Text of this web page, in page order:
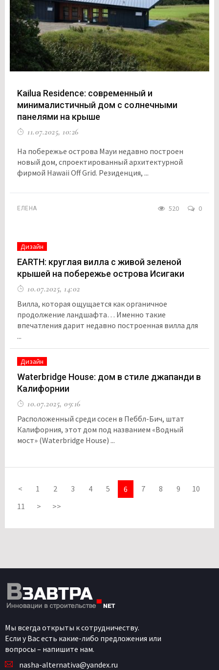
Kailua Residence: современный и
минималистичный дом с солнечными
панелями на крыше
11.07.2025, 10:26
На побережье острова Мауи недавно построен
новый дом, спроектированный архитектурной
фирмой Hawaii Off Grid. Резиденция, ...
ЕЛЕНА 520 0
Дизайн
EARTH: круглая вилла с живой зеленой
крышей на побережье острова Исигаки
10.07.2025, 14:02
Вилла, которая ощущается как органичное
продолжение ландшафта… Именно такие
впечатления дарит недавно построенная вилла для
...
Дизайн
Waterbridge House: дом в стиле джапанди в
Калифорнии
10.07.2025, 09:16
Расположенный среди сосен в Пеббл-Бич, штат
Калифорния, этот дом под названием «Водный
мост» (Waterbridge House) ...
< 1 2 3 4 5 6 7 8 9
10
11
> >>
Мы всегда открыты к сотрудничеству.
Если у Вас есть какие-либо предложения или
вопросы – напишите нам.
nasha-alternativa@yandex.ru